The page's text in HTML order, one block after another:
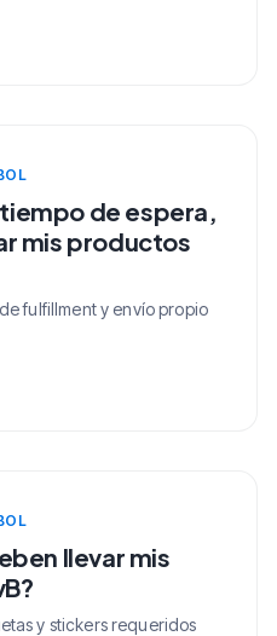
de espera,
mis productos
fulfillment y envío propio
llevar mis
y stickers requeridos